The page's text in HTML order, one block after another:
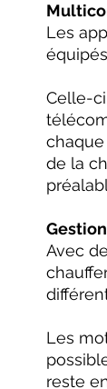
Les
Celle-
de la
Avec
Les
reste